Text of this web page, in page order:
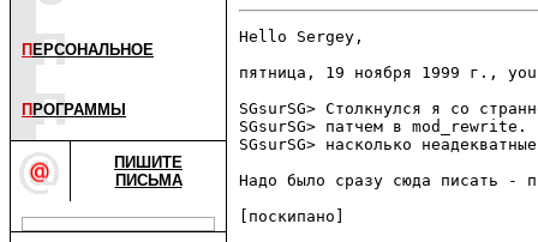
П ЕРСОНАЛЬНОЕ
П РОГРАММЫ
ПИШИТЕ
ПИСЬМА
Hello Sergey,
пятница, 19 ноября 1999 г.,
SGsurSG> Столкнулся я со
SGsurSG> патчем в
SGsurSG> насколько
Надо было сразу сюда писать -
[поскипано]